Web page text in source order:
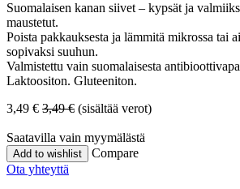
Suomalaisen kanan siivet – kypsät ja
maustetut.
Poista pakkauksesta ja lämmitä mikrossa tai
sopivaksi suuhun.
Valmistettu vain suomalaisesta
Laktoositon. Gluteeniton.
3,49 € 3,49€ (sisältää verot)
Saatavilla vain myymälästä
Add to wishlist
Compare
Ota yhteyttä